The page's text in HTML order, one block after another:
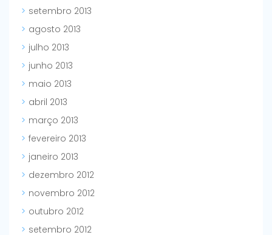
setembro 2013
agosto 2013
julho 2013
junho 2013
maio 2013
abril 2013
março 2013
fevereiro 2013
janeiro 2013
dezembro 2012
novembro 2012
outubro 2012
setembro 2012